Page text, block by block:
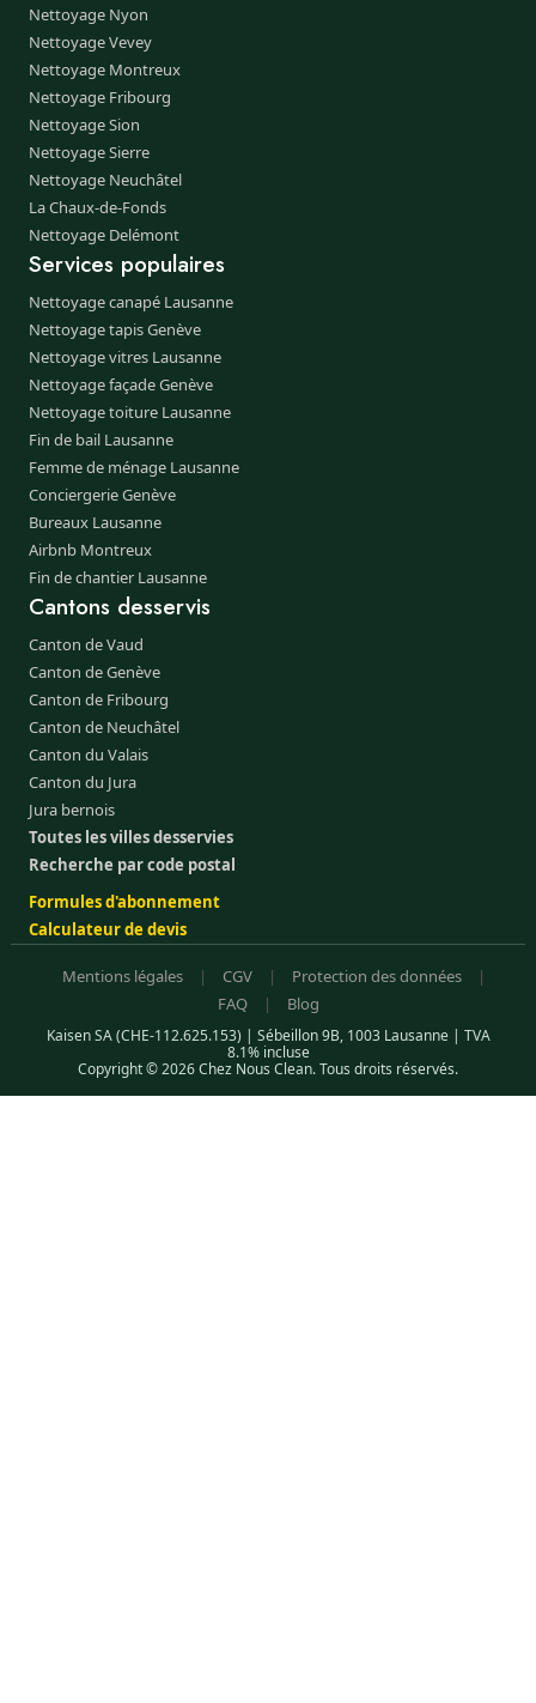
Nettoyage Nyon
Nettoyage Vevey
Nettoyage Montreux
Nettoyage Fribourg
Nettoyage Sion
Nettoyage Sierre
Nettoyage Neuchâtel
La Chaux-de-Fonds
Nettoyage Delémont
Services populaires
Nettoyage canapé Lausanne
Nettoyage tapis Genève
Nettoyage vitres Lausanne
Nettoyage façade Genève
Nettoyage toiture Lausanne
Fin de bail Lausanne
Femme de ménage Lausanne
Conciergerie Genève
Bureaux Lausanne
Airbnb Montreux
Fin de chantier Lausanne
Cantons desservis
Canton de Vaud
Canton de Genève
Canton de Fribourg
Canton de Neuchâtel
Canton du Valais
Canton du Jura
Jura bernois
Toutes les villes desservies
Recherche par code postal
Formules d'abonnement
Calculateur de devis
Mentions légales | CGV | Protection des données
|
FAQ
| Blog
Kaisen SA (CHE-112.625.153) | Sébeillon 9B, 1003 Lausanne | TVA
8.1% incluse
Copyright © 2026 Chez Nous Clean. Tous droits réservés.